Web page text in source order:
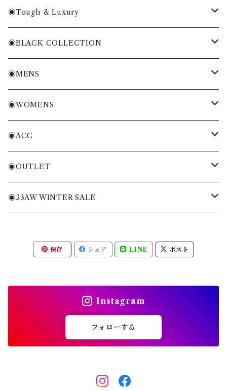
ACC
WOMENS
MENS
WOMENS
ACC
◉Tough & Luxury
・Cordura Eco Collection
・More Classical & Fashionable
◉BLACK COLLECTION
・VESSEL×ZOY
◉MENS
シャツ・ポロシャツ
Tシャツ・トレーナー
ニット・ニットベスト
ブルゾン・ジャケット
全てのアイテム
◉WOMENS
シャツ・ポロシャツ
Tシャツ・トレーナー
ニット・ニットベスト
パンツ・ショートパンツ
スカート・ワンピース
◉ACC
バッグ
キャディバッグ
キャップ・バイザー
ソックス
◉OUTLET
MENS APPAREL
◉23AW WINTER SALE
WOMENS
ACC
保存 シェア LINE ポスト
Instagram
フォローする